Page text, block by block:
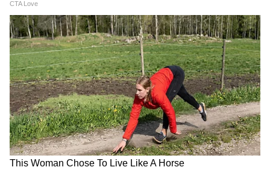
मध्य प्रदेश में सरकारी नीतियों, योजनाओं, शिक्षा-रोजगार,
मौसम और क्षेत्रीय घटनाओं की अपडेट्स जानें। भोपाल,
इंदौर, ग्वालियर सहित पूरे राज्य की रिपोर्टिंग के लिएMP
News in Hindiसेक्शन पढ़ें — सबसे भरोसेमंद राज्य
समाचार सिर्फ Asianet News Hindi पर।